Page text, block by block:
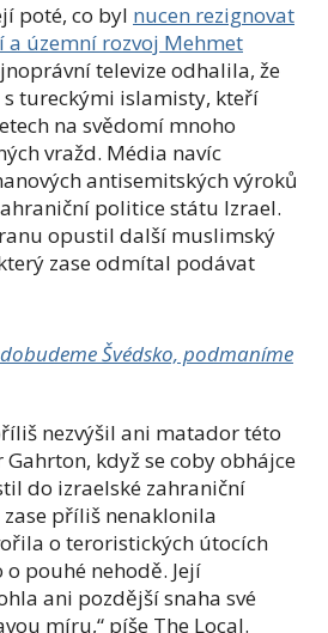
poté, co byl nucen rezignovat
územní rozvoj Mehmet
televize odhalila, že
s tureckými islamisty, kteří
na svědomí mnoho
vražd. Média navíc
antisemitských výroků
politice státu Izrael.
opustil další muslimský
zase odmítal podávat
Švédsko, podmaníme
nezvýšil ani matador této
když se coby obhájce
do izraelské zahraniční
příliš nenaklonila
o teroristických útocích
pouhé nehodě. Její
ani pozdější snaha své
míru,“ píše The Local.